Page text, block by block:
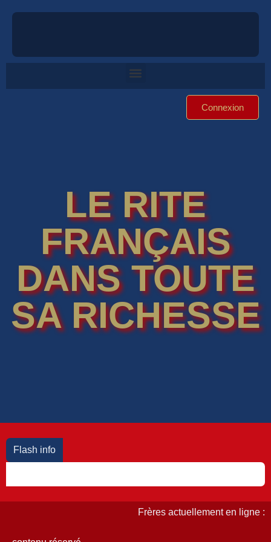
Connexion
LE RITE
FRANÇAIS
DANS TOUTE
SA RICHESSE
Flash info
Frères actuellement en ligne :